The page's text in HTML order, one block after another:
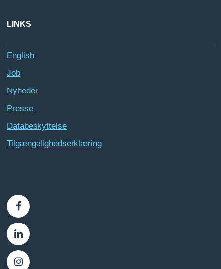
LINKS
English
Job
Nyheder
Presse
Databeskyttelse
Tilgængelighedserklæring